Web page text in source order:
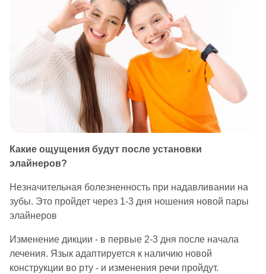
Какие ощущения будут после установки
элайнеров?
Незначительная болезненность при надавливании на
зубы. Это пройдет через 1-3 дня ношения новой пары
элайнеров
Изменение дикции - в первые 2-3 дня после начала
лечения. Язык адаптируется к наличию новой
конструкции во рту - и изменения речи пройдут.